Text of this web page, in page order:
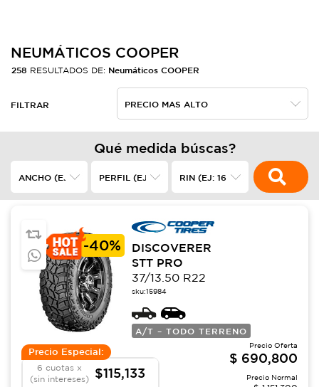
NEUMÁTICOS COOPER
258 RESULTADOS DE: Neumáticos COOPER
FILTRAR
Qué medida búscas?
-40%
DISCOVERER
STT PRO
37/13.50 R22
sku:15984
A/T – TODO TERRENO
Precio Especial:
6 cuotas x
(sin intereses)
$115,133
Precio Oferta
$ 690,800
Precio Normal